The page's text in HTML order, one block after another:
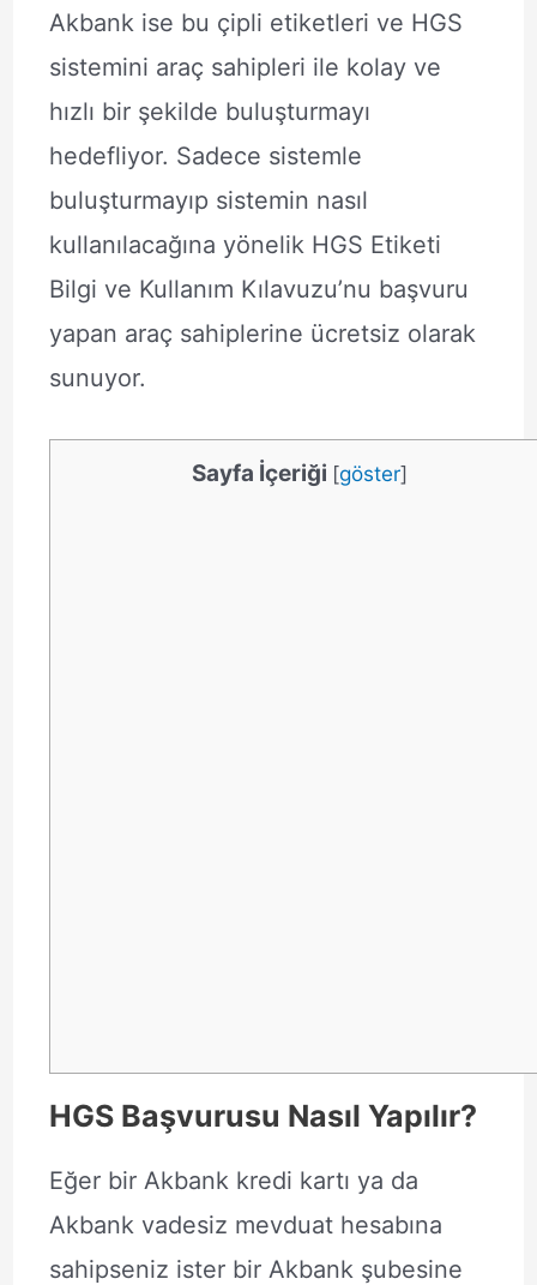
Akbank ise bu çipli etiketleri ve HGS
sistemini araç sahipleri ile kolay ve
hızlı bir şekilde buluşturmayı
hedefliyor. Sadece sistemle
buluşturmayıp sistemin nasıl
kullanılacağına yönelik HGS Etiketi
Bilgi ve Kullanım Kılavuzu’nu başvuru
yapan araç sahiplerine ücretsiz olarak
sunuyor.
Sayfa İçeriği [göster]
HGS Başvurusu Nasıl Yapılır?
Eğer bir Akbank kredi kartı ya da
Akbank vadesiz mevduat hesabına
sahipseniz ister bir Akbank şubesine